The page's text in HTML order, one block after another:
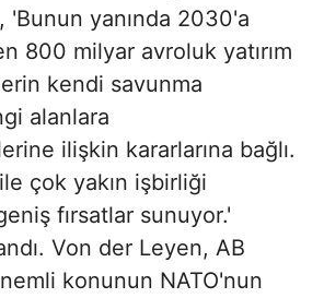
'Bunun yanında 2030'a
800 milyar avroluk yatırım
kendi savunma
alanlara
ilişkin kararlarına bağlı.
çok yakın işbirliği
fırsatlar sunuyor.'
Von der Leyen, AB
konunun NATO'nun